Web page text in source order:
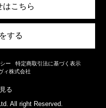
はこちら
する
ー
特定商取引法に基づく表示
ィ株式会社
る
All right Reserved.